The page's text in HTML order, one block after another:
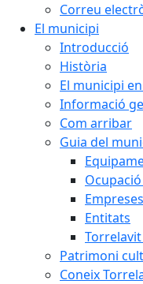
Correu
El municipi
Introducció
Història
El municipi
Informació
Com arribar
Guia del
Entitats
Patrimoni
Coneix